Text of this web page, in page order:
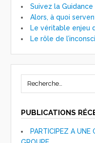
Suivez la
Alors, à quoi
Le véritable enjeu
Le rôle de
PUBLICATIONS
PARTICIPEZ A UNE